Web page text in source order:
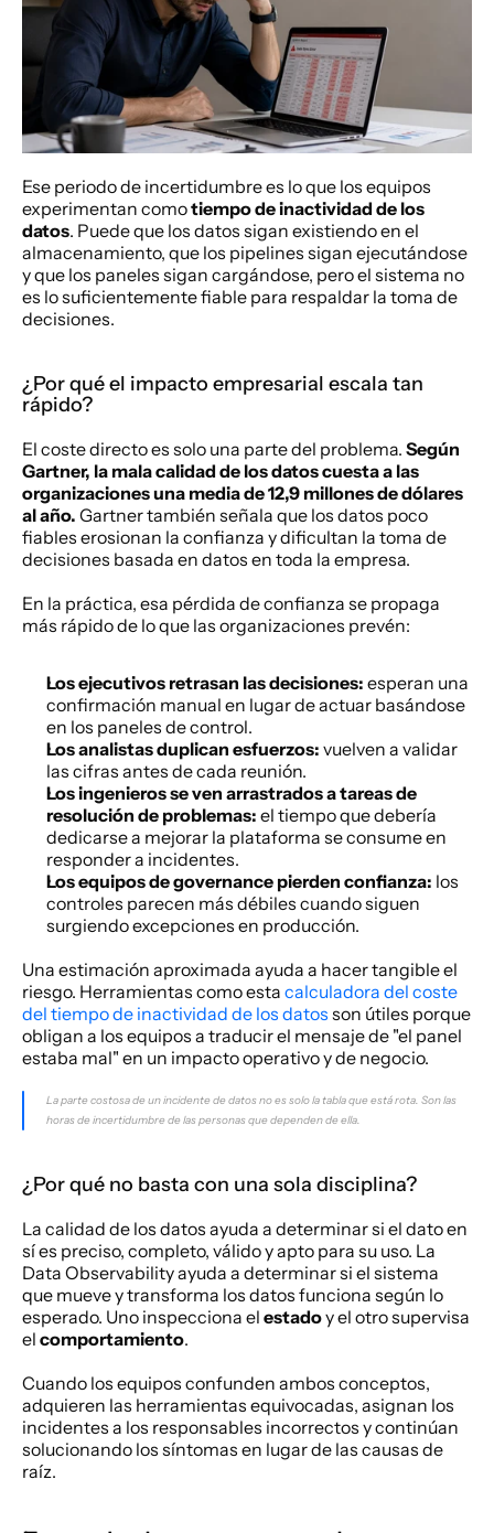
Ese periodo de incertidumbre es lo que los equipos
experimentan como tiempo de inactividad de los
datos. Puede que los datos sigan existiendo en el
almacenamiento, que los pipelines sigan ejecutándose
y que los paneles sigan cargándose, pero el sistema no
es lo suficientemente fiable para respaldar la toma de
decisiones.
¿Por qué el impacto empresarial escala tan
rápido?
El coste directo es solo una parte del problema. Según
Gartner, la mala calidad de los datos cuesta a las
organizaciones una media de 12,9 millones de dólares
al año. Gartner también señala que los datos poco
fiables erosionan la confianza y dificultan la toma de
decisiones basada en datos en toda la empresa.
En la práctica, esa pérdida de confianza se propaga
más rápido de lo que las organizaciones prevén:
Los ejecutivos retrasan las decisiones: esperan una
confirmación manual en lugar de actuar basándose
en los paneles de control.
Los analistas duplican esfuerzos: vuelven a validar
las cifras antes de cada reunión.
Los ingenieros se ven arrastrados a tareas de
resolución de problemas: el tiempo que debería
dedicarse a mejorar la plataforma se consume en
responder a incidentes.
Los equipos de governance pierden confianza: los
controles parecen más débiles cuando siguen
surgiendo excepciones en producción.
Una estimación aproximada ayuda a hacer tangible el
riesgo. Herramientas como esta calculadora del coste
del tiempo de inactividad de los datos son útiles porque
obligan a los equipos a traducir el mensaje de "el panel
estaba mal" en un impacto operativo y de negocio.
La parte costosa de un incidente de datos no es solo la tabla que está rota. Son las
horas de incertidumbre de las personas que dependen de ella.
¿Por qué no basta con una sola disciplina?
La calidad de los datos ayuda a determinar si el dato en
sí es preciso, completo, válido y apto para su uso. La
Data Observability ayuda a determinar si el sistema
que mueve y transforma los datos funciona según lo
esperado. Uno inspecciona el estado y el otro supervisa
el comportamiento.
Cuando los equipos confunden ambos conceptos,
adquieren las herramientas equivocadas, asignan los
incidentes a los responsables incorrectos y continúan
solucionando los síntomas en lugar de las causas de
raíz.